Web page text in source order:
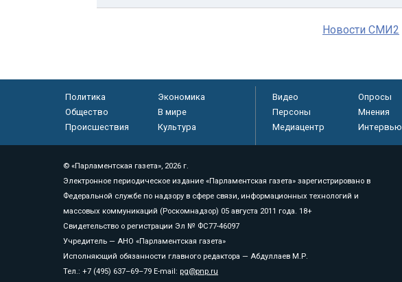
Новости СМИ2
Политика
Экономика
Общество
В мире
Происшествия
Культура
Видео Опросы
Персоны
Мнения
Медиацентр
Интервью
© «Парламентская газета», 2026 г.
Электронное периодическое издание «Парламентская газета» зарегистрировано в
Федеральной службе по надзору в сфере связи, информационных технологий и
массовых коммуникаций (Роскомнадзор) 05 августа 2011 года. 18+
Свидетельство о регистрации Эл № ФС77-46097
Учредитель — АНО «Парламентская газета»
Исполняющий обязанности главного редактора — Абдуллаев М.Р.
Тел.: +7 (495) 637–69–79 E-mail: pg@pnp.ru